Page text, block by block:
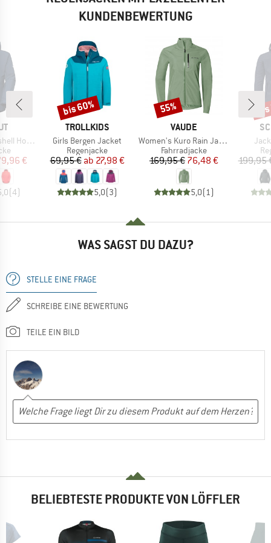
KUNDENBEWERTUNG
Jacket
Preis
€
(4)
MARKE
TROLLKIDS
Artikel
Girls Bergen Jacket
Produktgruppe
Regenjacke
Preis
69,95 € reduzierter Preis
ab 27,98 €
5,0(3)
Rabatt
bis 60%
MARKE
VAUDE
Artikel
Women's Kuro Rain Jacket
Produktgruppe
Fahrradjacke
Preis
169,95 €reduzierter Preis
76,48 €
5,0(1)
Rabatt
55%
199,95
WAS SAGST DU DAZU?
STELLE EINE FRAGE
SCHREIBE EINE BEWERTUNG
TEILE EIN BILD
BELIEBTESTE PRODUKTE VON LÖFFLER